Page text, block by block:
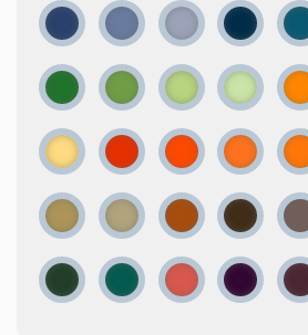
Blue macawAquamarineWinter skyNorth Sea
Grassy Pear Peridot Green
Butter Curry Carrot Apricot
Sand Oyster Rusty Chocolate
Bottle greenEmerald Terra cottaPlum